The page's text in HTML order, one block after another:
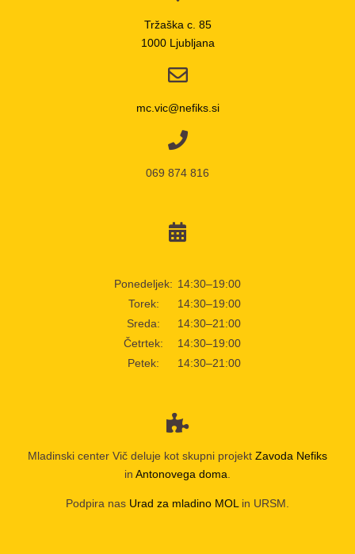
Tržaška c. 85
1000 Ljubljana
mc.vic@nefiks.si
069 874 816
Ponedeljek: 14:30–19:00
Torek:
14:30–19:00
Sreda:
14:30–21:00
Četrtek:
14:30–19:00
Petek:
14:30–21:00
Mladinski center Vič deluje kot skupni projekt Zavoda Nefiks
in Antonovega doma.
Podpira nas Urad za mladino MOLin URSM.